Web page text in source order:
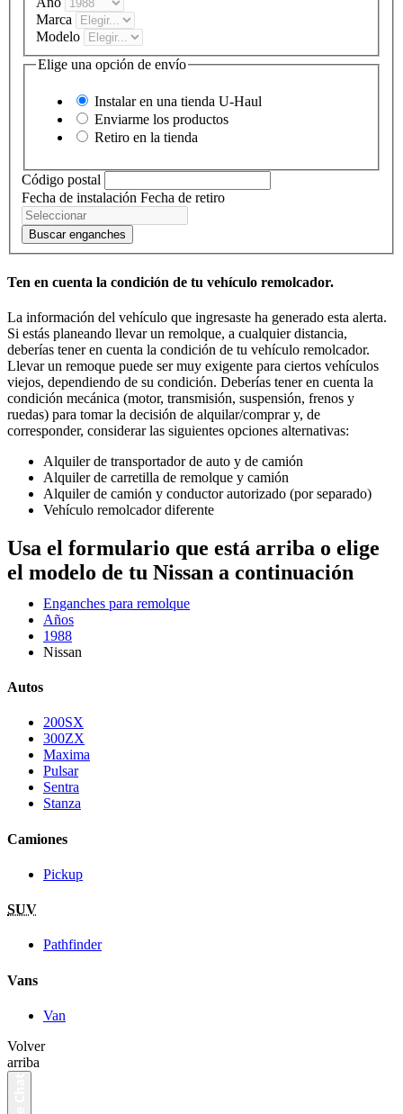
Marca
Modelo
Elige una opción de envío
Instalar en una tienda U-Haul
Enviarme los productos
Retiro en la tienda
Código postal
Fecha de instalación Fecha de retiro
Buscar enganches
Ten en cuenta la condición de tu vehículo remolcador.
La información del vehículo que ingresaste ha generado esta alerta.
Si estás planeando llevar un remolque, a cualquier distancia,
deberías tener en cuenta la condición de tu vehículo remolcador.
Llevar un remoque puede ser muy exigente para ciertos vehículos
viejos, dependiendo de su condición. Deberías tener en cuenta la
condición mecánica (motor, transmisión, suspensión, frenos y
ruedas) para tomar la decisión de alquilar/comprar y, de
corresponder, considerar las siguientes opciones alternativas:
Alquiler de transportador de auto y de camión
Alquiler de carretilla de remolque y camión
Alquiler de camión y conductor autorizado (por separado)
Vehículo remolcador diferente
Usa el formulario que está arriba o elige
el modelo de tu Nissan a continuación
Enganches para remolque
Años
1988
Nissan
Autos
200SX
300ZX
Maxima
Pulsar
Sentra
Stanza
Camiones
Pickup
SUV
Pathfinder
Vans
Van
Volver
arriba